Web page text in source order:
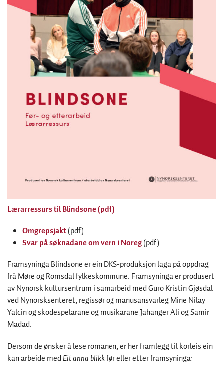
Lærarressurs til Blindsone (pdf)
Omgrepsjakt(pdf)
Svar på søknadane om vern i Noreg(pdf)
Framsyninga Blindsone er ein DKS-produksjon laga på oppdrag
frå Møre og Romsdal fylkeskommune. Framsyninga er produsert
av Nynorsk kultursentrum i samarbeid med Guro Kristin Gjøsdal
ved Nynorsksenteret, regissør og manusansvarleg Mine Nilay
Yalcin og skodespelarane og musikarane Jahanger Ali og Samir
Madad.
Dersom de ønsker å lese romanen, er her framlegg til korleis ein
kan arbeide med Eit anna blikkfør eller etter framsyninga: